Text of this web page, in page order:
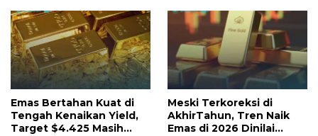
Emas Bertahan Kuat di
Tengah Kenaikan Yield,
Target $4.425 Masih
Meski Terkoreksi di
AkhirTahun, Tren Naik
Emas di 2026 Dinilai